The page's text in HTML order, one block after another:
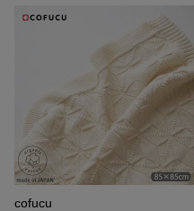
cofucu